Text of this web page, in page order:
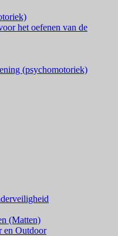
het oefenen van de
(psychomotoriek)
(Matten)
en Outdoor